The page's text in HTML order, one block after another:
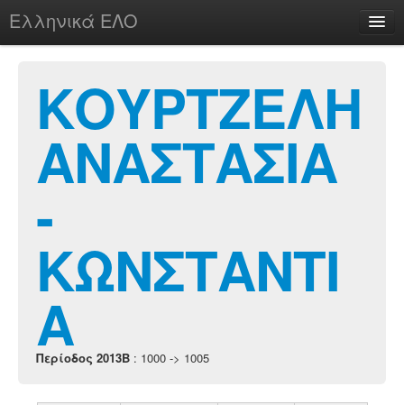
Ελληνικά ΕΛΟ
chesstu.be @ discord
Login
ΚΟΥΡΤΖΕΛΗ
ΑΝΑΣΤΑΣΙΑ
-
ΚΩΝΣΤΑΝΤΙ
Α
Περίοδος 2013B : 1000 -> 1005